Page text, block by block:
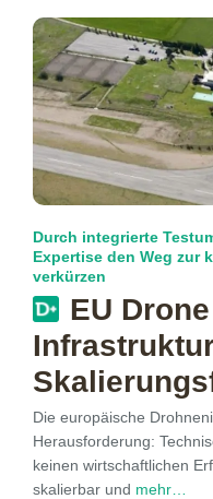
Durch integrierte
Expertise den Weg zur
verkürzen
EU
Die europäische
Herausforderung:
keinen wirtschaftlichen
skalierbar und mehr…